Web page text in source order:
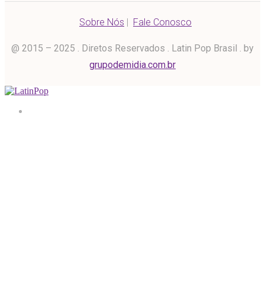
Sobre Nós | Fale Conosco
@ 2015 – 2025 . Diretos Reservados . Latin Pop Brasil . by
grupodemidia.com.br